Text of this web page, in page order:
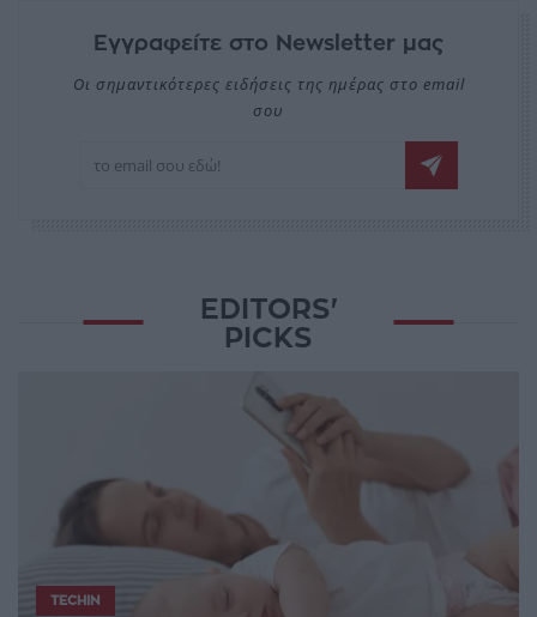
Εγγραφείτε στο Newsletter μας
Οι σημαντικότερες ειδήσεις της ημέρας στο email
σου
EDITORS'
PICKS
TECHIN